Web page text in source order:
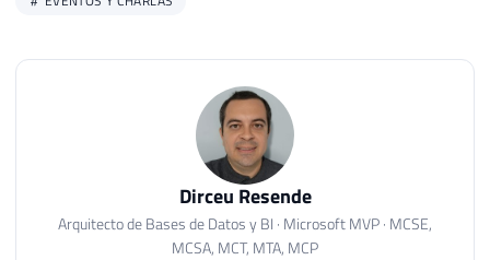
Dirceu Resende
Arquitecto de Bases de Datos y BI · Microsoft MVP · MCSE,
MCSA, MCT, MTA, MCP